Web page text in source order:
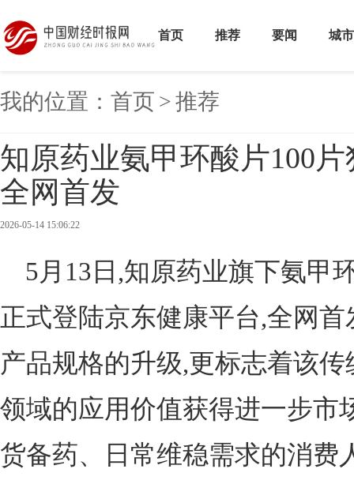
首页 推荐 要闻 城市
我的位置： 首页 >推荐
知原药业氨甲环酸片100
全网首发
2026-05-14 15:06:22
5月13日,知原药业旗下氨甲
正式登陆京东健康平台,全网
产品规格的升级,更标志着该
领域的应用价值获得进一步市
货备药、日常维稳需求的消费